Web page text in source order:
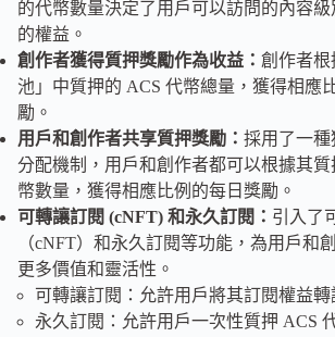
的代幣數量決定了用戶可以訪問的內容級
的權益。
創作者獲得質押獎勵作為收益： 創作者根
池」中質押的 ACS 代幣總量，獲得相應
勵。
用戶和創作者共享質押獎勵： 採用了一種
分配機制，用戶和創作者都可以根據其質
幣數量，獲得相應比例的每日獎勵。
可轉讓訂閱 (cNFT) 和永久訂閱： 引入了
（cNFT）和永久訂閱等功能，為用戶和
更多價值和靈活性。
可轉讓訂閱：允許用戶將其訂閱權益轉
永久訂閱：允許用戶一次性質押 ACS